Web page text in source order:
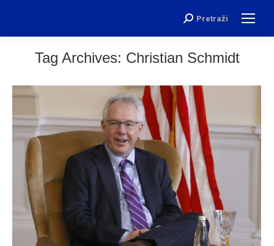
Search:
Pretraži
Tag Archives: Christian Schmidt